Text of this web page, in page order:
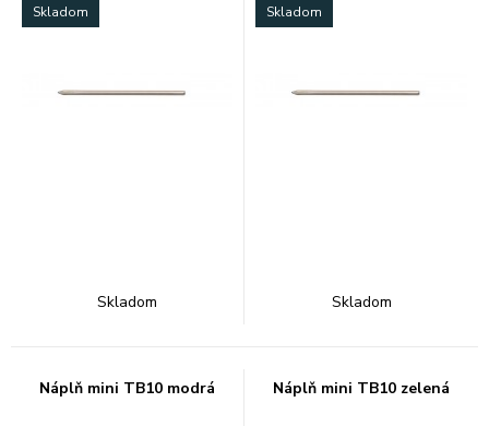
Skladom
Skladom
Skladom
Skladom
Náplň mini TB10 modrá Náplň mini TB10 zelená